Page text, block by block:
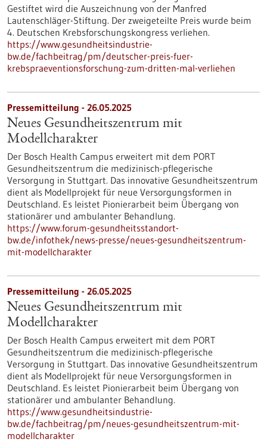
Gestiftet wird die Auszeichnung von der Manfred
Lautenschläger-Stiftung. Der zweigeteilte Preis wurde beim
4. Deutschen Krebsforschungskongress verliehen.
https://www.gesundheitsindustrie-
bw.de/fachbeitrag/pm/deutscher-preis-fuer-
krebspraeventionsforschung-zum-dritten-mal-verliehen
Pressemitteilung - 26.05.2025
Neues Gesundheitszentrum mit
Modellcharakter
Der Bosch Health Campus erweitert mit dem PORT
Gesundheitszentrum die medizinisch-pflegerische
Versorgung in Stuttgart. Das innovative Gesundheitszentrum
dient als Modellprojekt für neue Versorgungsformen in
Deutschland. Es leistet Pionierarbeit beim Übergang von
stationärer und ambulanter Behandlung.
https://www.forum-gesundheitsstandort-
bw.de/infothek/news-presse/neues-gesundheitszentrum-
mit-modellcharakter
Pressemitteilung - 26.05.2025
Neues Gesundheitszentrum mit
Modellcharakter
Der Bosch Health Campus erweitert mit dem PORT
Gesundheitszentrum die medizinisch-pflegerische
Versorgung in Stuttgart. Das innovative Gesundheitszentrum
dient als Modellprojekt für neue Versorgungsformen in
Deutschland. Es leistet Pionierarbeit beim Übergang von
stationärer und ambulanter Behandlung.
https://www.gesundheitsindustrie-
bw.de/fachbeitrag/pm/neues-gesundheitszentrum-mit-
modellcharakter